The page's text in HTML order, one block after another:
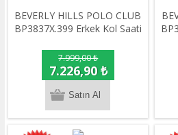
BEVERLY HILLS POLO CLUB
BP3837X.399 Erkek Kol Saati
7.999,00 ₺
7.226,90 ₺